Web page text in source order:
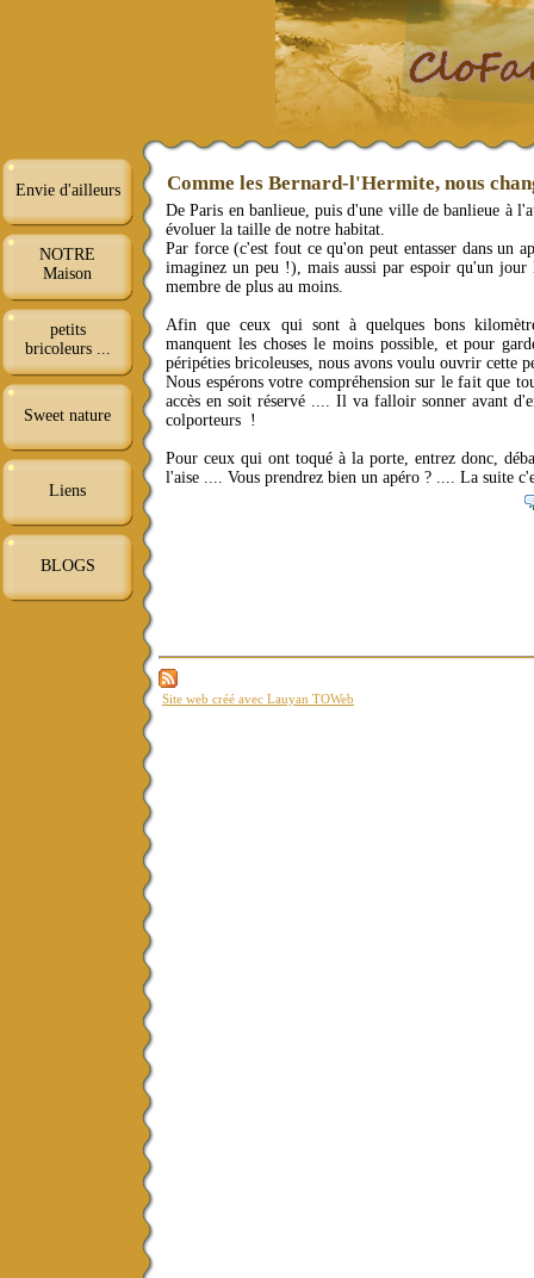
Envie d'ailleurs
NOTRE
Maison
petits
bricoleurs ...
Sweet nature
Liens
BLOGS
Comme les Bernard-l'Hermite, nous
De Paris en banlieue, puis d'une ville de banlieue à
évoluer la taille de notre habitat.
Par force (c'est fout ce qu'on peut entasser dans un
imaginez un peu !), mais aussi par espoir qu'un
membre de plus au moins.
Afin que ceux qui sont à quelques bons
manquent les choses le moins possible, et pour
péripéties bricoleuses, nous avons voulu ouvrir cette
Nous espérons votre compréhension sur le fait que
accès en soit réservé .... Il va falloir sonner avant
colporteurs !
Pour ceux qui ont toqué à la porte, entrez donc,
l'aise .... Vous prendrez bien un apéro ? .... La suite
Site web créé avec Lauyan TOWeb